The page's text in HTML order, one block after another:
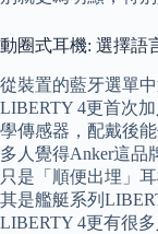
動圈式耳機: 選擇語
從裝置的藍牙選單中
LIBERTY 4更首次
學傳感器，配戴後
多人覺得Anker這品
只是「順便出埋」
其是艦艇系列
LIBERTY 4更有很